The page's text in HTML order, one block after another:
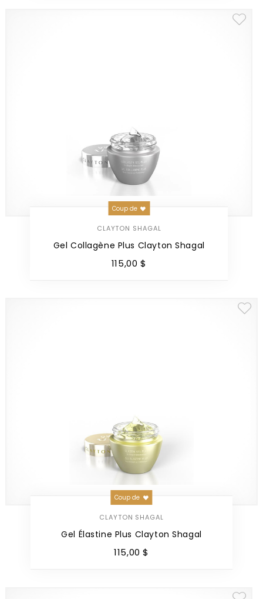
CLAYTON SHAGAL
Gel Collagène Plus Clayton Shagal
Coup de
115,00 $
CLAYTON SHAGAL
Gel Élastine Plus Clayton Shagal
Coup de
115,00 $